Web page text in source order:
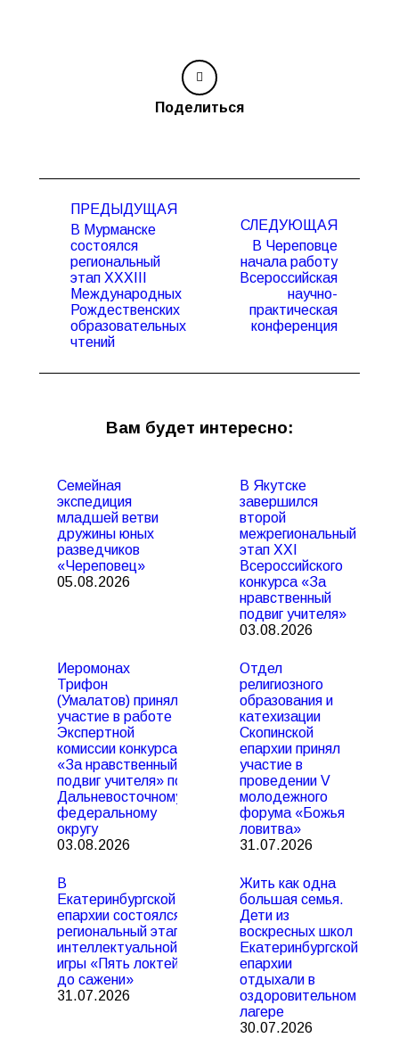
Поделиться
записям
ПРЕДЫДУЩАЯ
Предыдущая
запись:
В Мурманске
состоялся
региональный
этап XXХIII
Международных
Рождественских
образовательных
чтений
СЛЕДУЮЩАЯ
Следующая
В Череповце
начала работу
Всероссийская
научно-
практическая
конференция
Вам будет интересно:
Семейная
экспедиция
младшей ветви
дружины юных
разведчиков
«Череповец»
05.08.2026
В Якутске
завершился
второй
межрегиональный
этап XXI
Всероссийского
конкурса «За
нравственный
подвиг учителя»
03.08.2026
Иеромонах
Трифон
(Умалатов) принял
участие в работе
Экспертной
комиссии конкурса
«За нравственный
подвиг учителя» по
Дальневосточному
федеральному
округу
03.08.2026
Отдел
религиозного
образования и
катехизации
Скопинской
епархии принял
участие в
проведении V
молодежного
форума «Божья
ловитва»
31.07.2026
В
Екатеринбургской
епархии состоялся
региональный этап
интеллектуальной
игры «Пять локтей
до сажени»
31.07.2026
Жить как одна
большая семья.
Дети из
воскресных школ
Екатеринбургской
епархии
отдыхали в
оздоровительном
лагере
30.07.2026